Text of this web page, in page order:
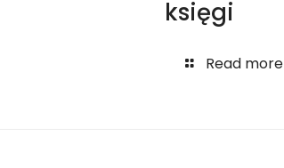
księgi
Read more